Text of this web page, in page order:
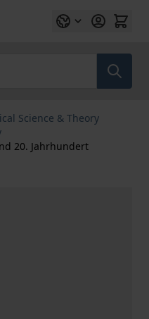
Science & Theory
20. Jahrhundert